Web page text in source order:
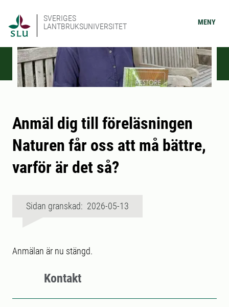
SVERIGES
LANTBRUKSUNIVERSITET
MENY
Anmäl dig till föreläsningen
Naturen får oss att må bättre,
varför är det så?
Sidan granskad: 2026-05-13
Anmälan är nu stängd.
Kontakt